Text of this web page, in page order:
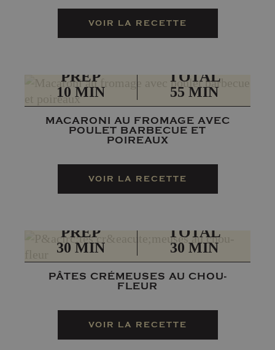
VOIR LA RECETTE
PRÉP
10 MIN
TOTAL
55 MIN
MACARONI AU FROMAGE AVEC
POULET BARBECUE ET
POIREAUX
VOIR LA RECETTE
PRÉP
30 MIN
TOTAL
30 MIN
PÂTES CRÉMEUSES AU CHOU-
FLEUR
VOIR LA RECETTE